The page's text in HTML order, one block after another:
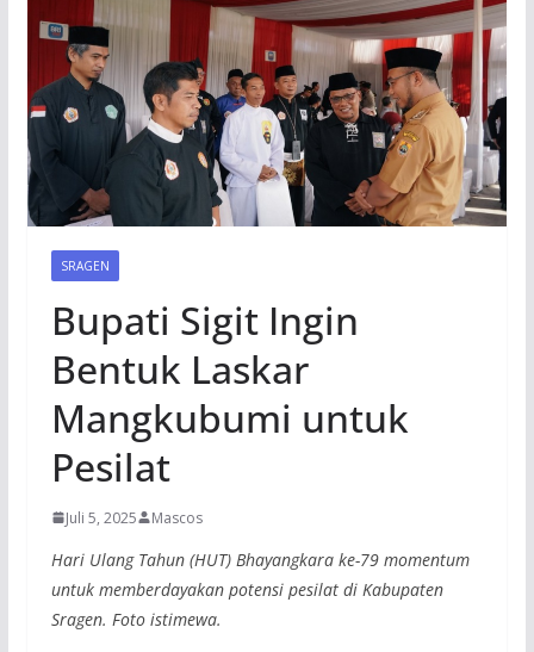
SRAGEN
Bupati Sigit Ingin
Bentuk Laskar
Mangkubumi untuk
Pesilat
Juli 5, 2025 Mascos
Hari Ulang Tahun (HUT) Bhayangkara ke-79 momentum
untuk memberdayakan potensi pesilat di Kabupaten
Sragen. Foto istimewa.